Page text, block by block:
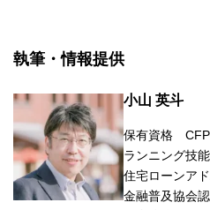
執筆・情報提供
小山 英斗
保有資格
ランニング技
住宅ローンア
金融普及協会認